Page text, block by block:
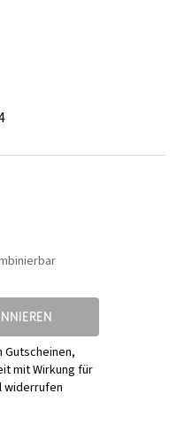
mit Wirkung für
widerrufen